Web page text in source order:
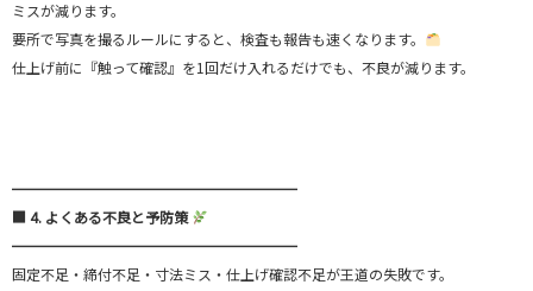
ミスが減ります。
要所で写真を撮るルールにすると、検査も報告も速くなります。
仕上げ前に『触って確認』を1回だけ入れるだけでも、不良が減ります。
━━━━━━━━━━━━━━━━━━━━
■ 4. よくある不良と予防策
━━━━━━━━━━━━━━━━━━━━
固定不足・締付不足・寸法ミス・仕上げ確認不足が王道の失敗です。